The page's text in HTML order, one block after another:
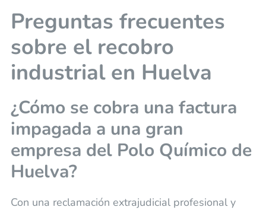
Preguntas frecuentes
sobre el recobro
industrial en Huelva
¿Cómo se cobra una factura
impagada a una gran
empresa del Polo Químico de
Huelva?
Con una reclamación extrajudicial profesional y